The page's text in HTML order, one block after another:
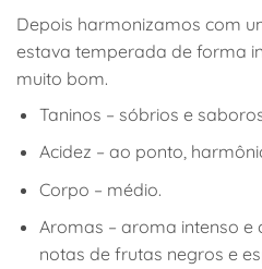
Depois harmonizamos com
estava temperada de forma
muito bom.
Taninos – sóbrios e
Acidez – ao ponto,
Corpo – médio.
Aromas – aroma intenso
notas de frutas negros e